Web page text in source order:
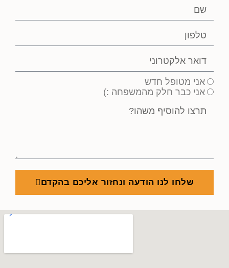
אני מטופל חדש
אני כבר חלק מהמשפחה :)
שלחו לנו הודעה ונחזור אליכם בהקדם